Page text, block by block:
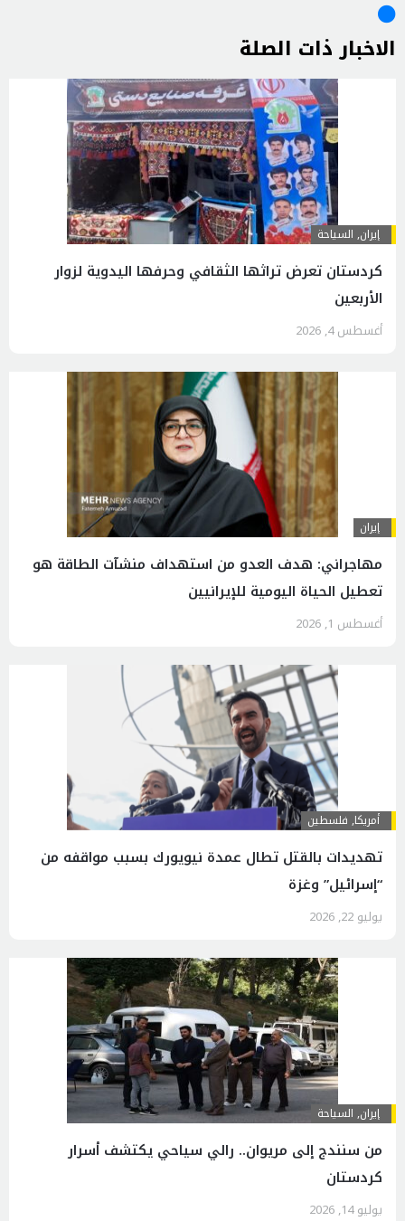
الاخبار ذات الصلة
إيران, السياحة
كردستان تعرض تراثها الثقافي وحرفها اليدوية لزوار
الأربعين
أغسطس 4, 2026
إيران
مهاجراني: هدف العدو من استهداف منشآت الطاقة هو
تعطيل الحياة اليومية للإيرانيين
أغسطس 1, 2026
أمريكا, فلسطين
تهديدات بالقتل تطال عمدة نيويورك بسبب مواقفه من
“إسرائيل” وغزة
يوليو 22, 2026
إيران, السياحة
من سنندج إلى مريوان.. رالي سياحي يكتشف أسرار
كردستان
يوليو 14, 2026